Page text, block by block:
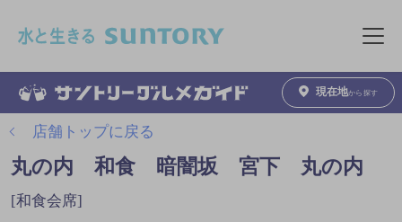
メニュ
現在地から探す
店舗トップに戻る
丸の内 和食 暗闇坂 宮下 丸の内
[和食会席]